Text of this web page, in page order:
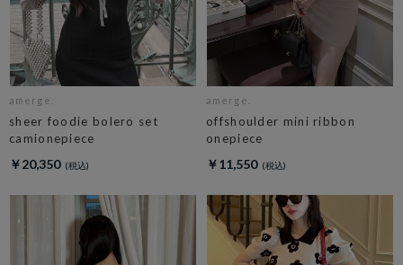
amerge.
sheer foodie bolero set
camionepiece
￥20,350
amerge.
offshoulder mini ribbon
onepiece
￥11,550